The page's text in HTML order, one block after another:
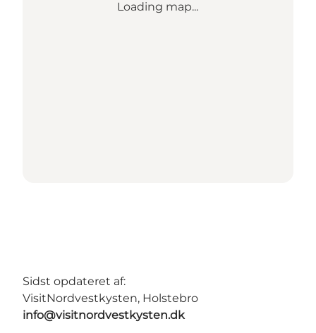
Loading map...
Sidst opdateret af:
VisitNordvestkysten, Holstebro
info@visitnordvestkysten.dk